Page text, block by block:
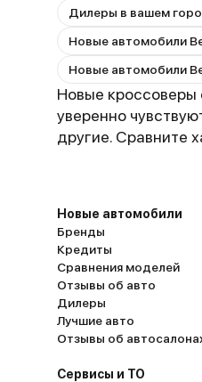
Дилеры в вашем
Новые автомобили
Новые автомобили
Новые
уверенно
другие. Сравните
Новые автомобили
Бренды
Кредиты
Сравнения моделей
Отзывы об авто
Дилеры
Лучшие авто
Отзывы об
Сервисы и ТО